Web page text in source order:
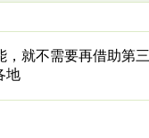
就不需要再借助第三
地